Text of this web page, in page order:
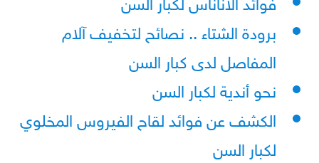
برودة الشتاء .. نصائح لتخفيف آلام
المفاصل لدى كبار السن
نحو أندية لكبار السن
الكشف عن فوائد لقاح الفيروس المخلوي
لكبار السن